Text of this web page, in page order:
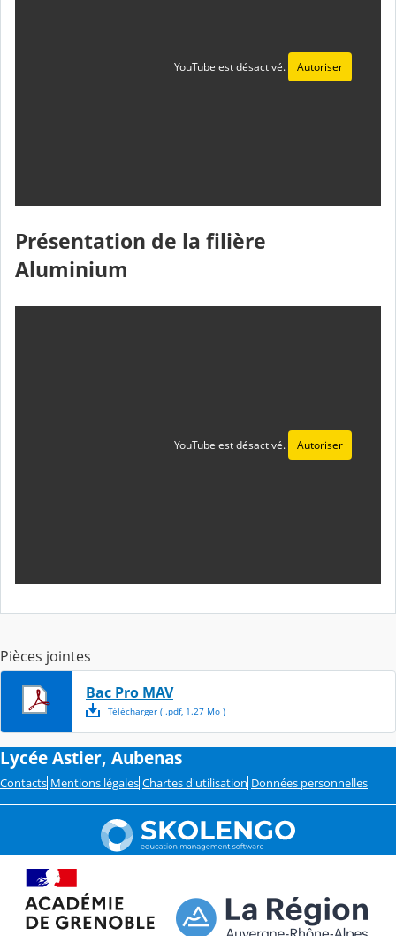
YouTube est désactivé. Autoriser
Présentation de la filière
Aluminium
YouTube est désactivé. Autoriser
Pièces jointes
Bac Pro MAV
Télécharger( .pdf, 1.27 Mo)
Lycée Astier, Aubenas
Contacts Mentions légales Chartes d'utilisation Données personnelles